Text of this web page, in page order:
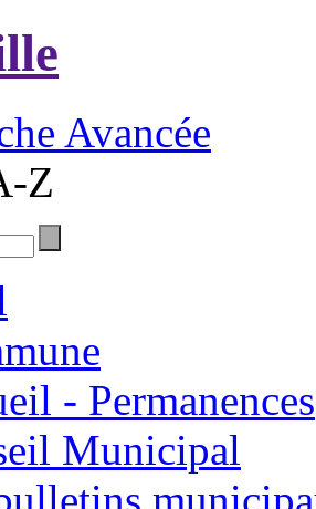
Avancée
Z
- Permanences
Municipal